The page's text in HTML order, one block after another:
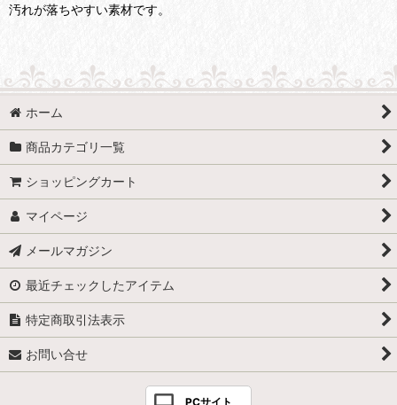
汚れが落ちやすい素材です。
ホーム
商品カテゴリ一覧
ショッピングカート
マイページ
メールマガジン
最近チェックしたアイテム
特定商取引法表示
お問い合せ
PCサイト